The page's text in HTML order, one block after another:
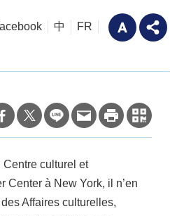
中 FR
Centre culturel et
Center à New York, il n’en
Affaires culturelles,